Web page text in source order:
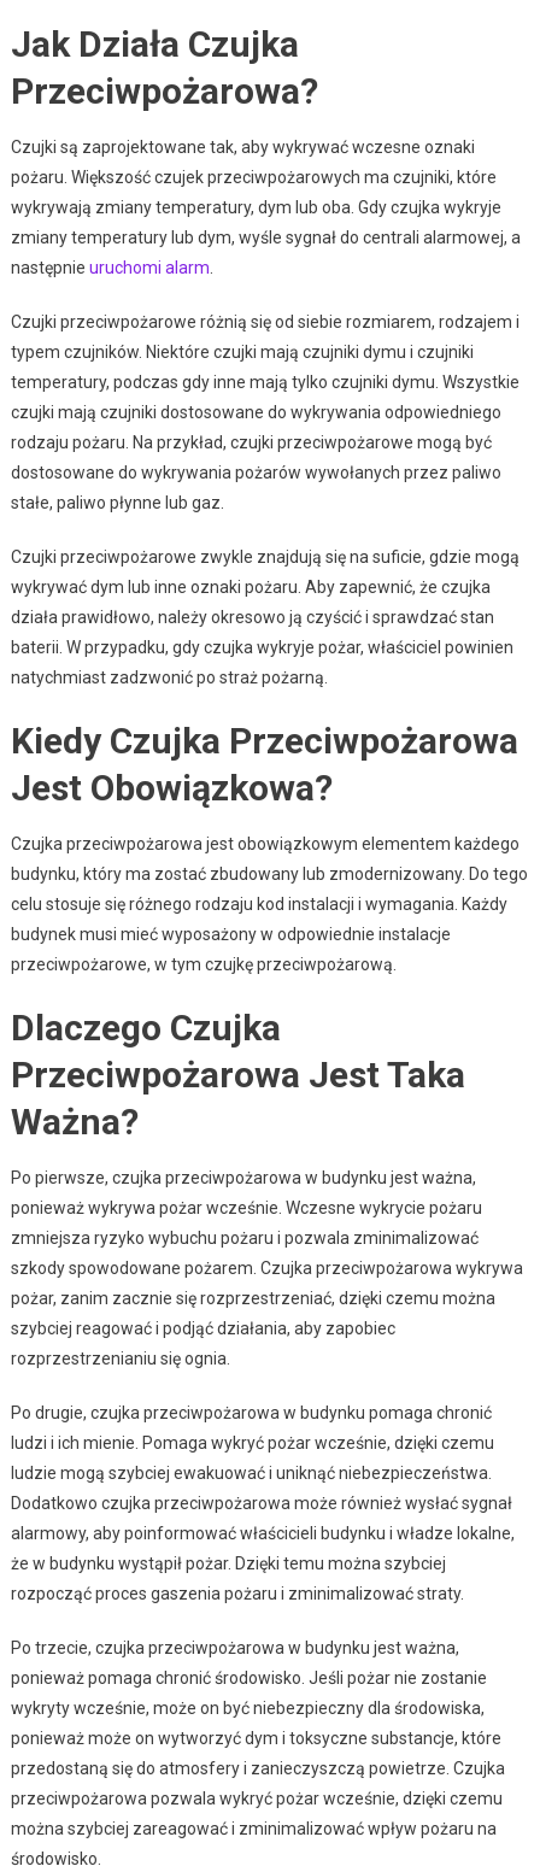
Jak Działa Czujka
Przeciwpożarowa?
Czujki są zaprojektowane tak, aby wykrywać wczesne oznaki
pożaru. Większość czujek przeciwpożarowych ma czujniki, które
wykrywają zmiany temperatury, dym lub oba. Gdy czujka wykryje
zmiany temperatury lub dym, wyśle sygnał do centrali alarmowej, a
następnie uruchomi alarm
Czujki przeciwpożarowe różnią się od siebie rozmiarem, rodzajem i
typem czujników. Niektóre czujki mają czujniki dymu i czujniki
temperatury, podczas gdy inne mają tylko czujniki dymu. Wszystkie
czujki mają czujniki dostosowane do wykrywania odpowiedniego
rodzaju pożaru. Na przykład, czujki przeciwpożarowe mogą być
dostosowane do wykrywania pożarów wywołanych przez paliwo
stałe, paliwo płynne lub gaz.
Czujki przeciwpożarowe zwykle znajdują się na suficie, gdzie mogą
wykrywać dym lub inne oznaki pożaru. Aby zapewnić, że czujka
działa prawidłowo, należy okresowo ją czyścić i sprawdzać stan
baterii. W przypadku, gdy czujka wykryje pożar, właściciel powinien
natychmiast zadzwonić po straż pożarną.
Kiedy Czujka Przeciwpożarowa
Jest Obowiązkowa?
Czujka przeciwpożarowa jest obowiązkowym elementem każdego
budynku, który ma zostać zbudowany lub zmodernizowany. Do tego
celu stosuje się różnego rodzaju kod instalacji i wymagania. Każdy
budynek musi mieć wyposażony w odpowiednie instalacje
przeciwpożarowe, w tym czujkę przeciwpożarową.
Dlaczego Czujka
Przeciwpożarowa Jest Taka
Ważna?
Po pierwsze, czujka przeciwpożarowa w budynku jest ważna,
ponieważ wykrywa pożar wcześnie. Wczesne wykrycie pożaru
zmniejsza ryzyko wybuchu pożaru i pozwala zminimalizować
szkody spowodowane pożarem. Czujka przeciwpożarowa wykrywa
pożar, zanim zacznie się rozprzestrzeniać, dzięki czemu można
szybciej reagować i podjąć działania, aby zapobiec
rozprzestrzenianiu się ognia.
Po drugie, czujka przeciwpożarowa w budynku pomaga chronić
ludzi i ich mienie. Pomaga wykryć pożar wcześnie, dzięki czemu
ludzie mogą szybciej ewakuować i uniknąć niebezpieczeństwa.
Dodatkowo czujka przeciwpożarowa może również wysłać sygnał
alarmowy, aby poinformować właścicieli budynku i władze lokalne,
że w budynku wystąpił pożar. Dzięki temu można szybciej
rozpocząć proces gaszenia pożaru i zminimalizować straty.
Po trzecie, czujka przeciwpożarowa w budynku jest ważna,
ponieważ pomaga chronić środowisko. Jeśli pożar nie zostanie
wykryty wcześnie, może on być niebezpieczny dla środowiska,
ponieważ może on wytworzyć dym i toksyczne substancje, które
przedostaną się do atmosfery i zanieczyszczą powietrze. Czujka
przeciwpożarowa pozwala wykryć pożar wcześnie, dzięki czemu
można szybciej zareagować i zminimalizować wpływ pożaru na
środowisko.